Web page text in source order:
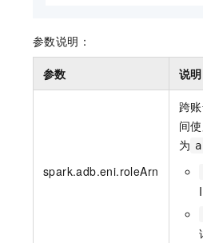
参数说明：
参数 说明
spark.adb.eni.roleArn
跨
间
为